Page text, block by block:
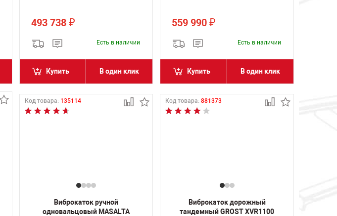
493 738 ₽
Есть в наличии
Купить В один клик
559 990₽
Есть в наличии
Купить В один клик
Код товара: 135114
Виброкаток ручной
одновальцовый MASALTA
Код товара:881373
Виброкаток дорожный
тандемный GROST XVR1100